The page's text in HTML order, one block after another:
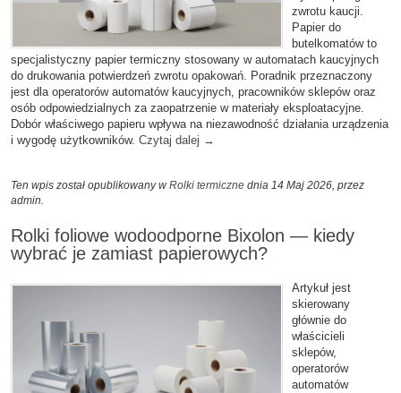
zwrotu kaucji.
Papier do
butelkomatów to
specjalistyczny papier termiczny stosowany w automatach kaucyjnych
do drukowania potwierdzeń zwrotu opakowań. Poradnik przeznaczony
jest dla operatorów automatów kaucyjnych, pracowników sklepów oraz
osób odpowiedzialnych za zaopatrzenie w materiały eksploatacyjne.
Dobór właściwego papieru wpływa na niezawodność działania urządzenia
i wygodę użytkowników. Czytaj dalej →
Ten wpis został opublikowany w Rolki termiczne dnia 14 Maj 2026, przez
admin.
Rolki foliowe wodoodporne Bixolon — kiedy
wybrać je zamiast papierowych?
Artykuł jest
skierowany
głównie do
właścicieli
sklepów,
operatorów
automatów